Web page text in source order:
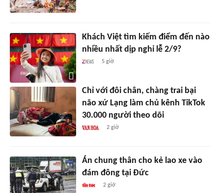
Khách Việt tìm kiếm điểm đến nào
nhiều nhất dịp nghỉ lễ 2/9?
5 giờ
Chỉ với đôi chân, chàng trai bại
não xứ Lạng làm chủ kênh TikTok
30.000 người theo dõi
2 giờ
Án chung thân cho kẻ lao xe vào
đám đông tại Đức
2 giờ